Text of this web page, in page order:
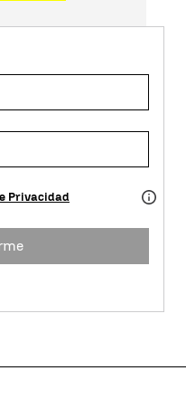
Privacidad